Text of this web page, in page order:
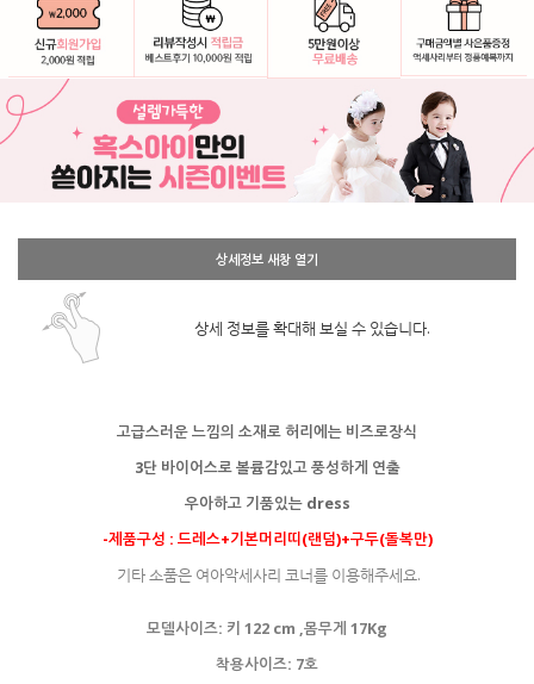
상세정보 새창 열기
상세 정보를 확대해 보실 수 있습니다.
고급스러운 느낌의 소재로 허리에는 비즈로장식
3단 바이어스로 볼륨감있고 풍성하게 연출
우아하고 기품있는 dress
-제품구성 : 드레스+기본머리띠(랜덤)+구두(돌복만)
기타 소품은 여아악세사리 코너를 이용해주세요.
모델사이즈: 키 122 cm ,몸무게 17Kg
착용사이즈: 7호